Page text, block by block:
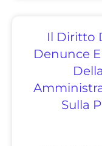
Il Diritto
Denunce
Sulla